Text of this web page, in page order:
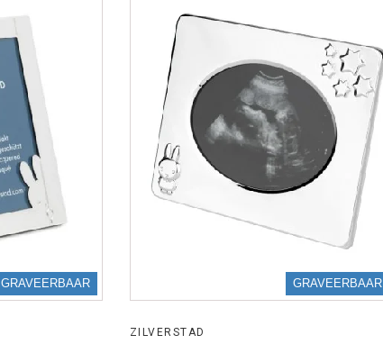
GRAVEERBAAR GRAVEERBAAR
ZILVERSTAD